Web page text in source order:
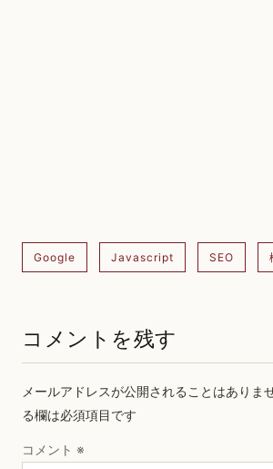
Google Javascript SEO
コメントを残す
メールアドレスが公開されることはありませ
る欄は必須項目です
コメント ※